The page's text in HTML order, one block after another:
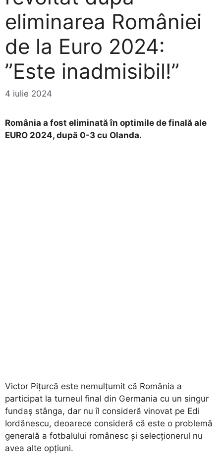
eliminarea României
de la Euro 2024:
”Este inadmisibil!”
4 iulie 2024
România a fost eliminată în optimile de finală ale
EURO 2024, după 0-3 cu Olanda.
Victor Pițurcă este nemulțumit că România a
participat la turneul final din Germania cu un singur
fundaș stânga, dar nu îl consideră vinovat pe Edi
Iordănescu, deoarece consideră că este o problemă
generală a fotbalului românesc și selecționerul nu
avea alte opțiuni.